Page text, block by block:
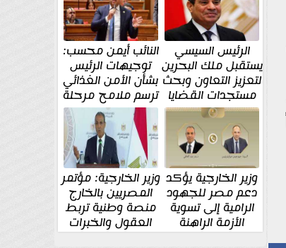
الرئيس السيسي
يستقبل ملك البحرين
لتعزيز التعاون وبحث
مستجدات القضايا
الإقليمية والدولية
النائب أيمن محسب:
توجيهات الرئيس
بشأن الأمن الغذائي
ترسم ملامح مرحلة
جديدة
وزير الخارجية يؤكد
دعم مصر للجهود
الرامية إلى تسوية
الأزمة الراهنة
وزير الخارجية: مؤتمر
المصريين بالخارج
منصة وطنية تربط
العقول والخبرات
المصرية بالدولة